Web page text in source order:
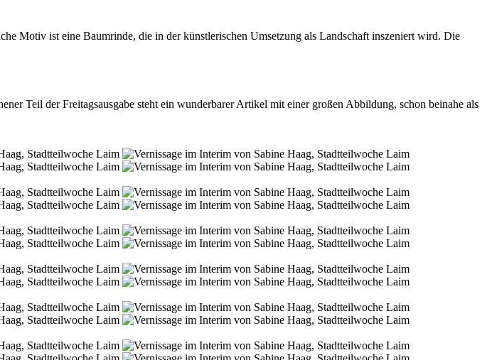
Motiv ist eine Baumrinde, die in der künstlerischen Umsetzung als Landschaft inszeniert wird. Die
Teil der Freitagsausgabe steht ein wunderbarer Artikel mit einer großen Abbildung, schon beinahe als